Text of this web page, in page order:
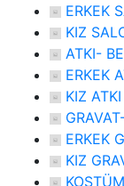
ERKEK
KIZ
ATKI-
ERKEK
KIZ
ERKEK
KIZ